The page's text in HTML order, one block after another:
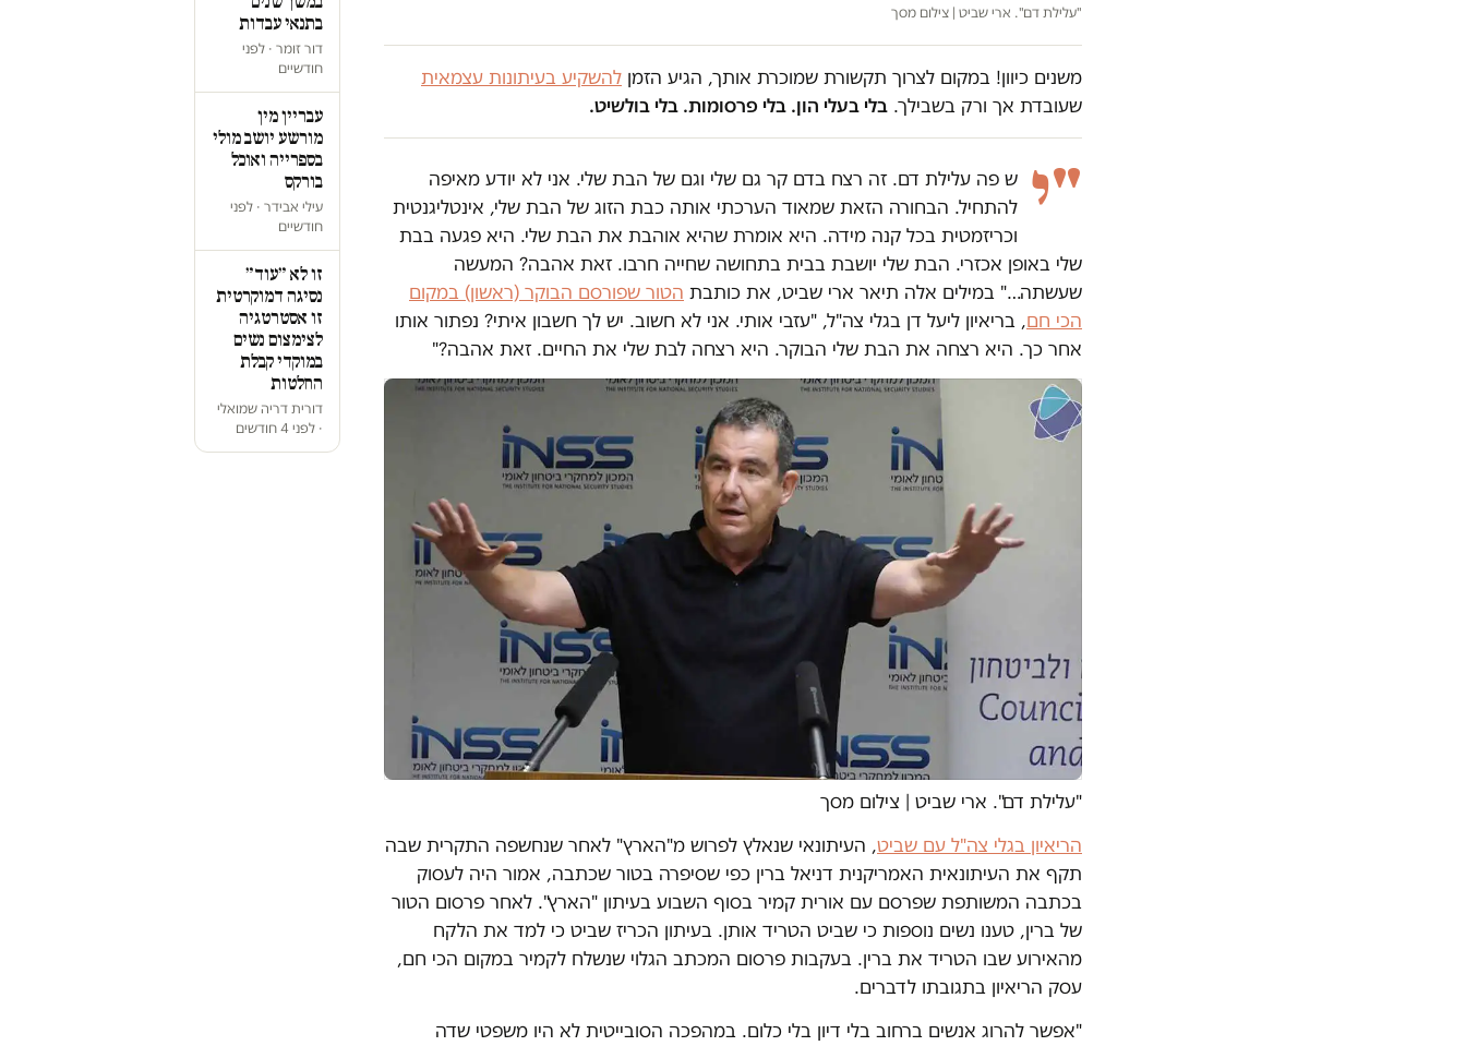
"עלילת דם". ארי שביט | צילום מסך
משנים כיוון! במקום לצרוך תקשורת שמוכרת אותך, הגיע הזמן להשקיע בעיתונות עצמאית
שעובדת אך ורק בשבילך. בלי בעלי הון. בלי פרסומות. בלי בולשיט.
"י ש פה עלילת דם. זה רצח בדם קר גם שלי וגם של הבת שלי. אני לא יודע מאיפה
להתחיל. הבחורה הזאת שמאוד הערכתי אותה כבת הזוג של הבת שלי, אינטליגנטית
וכריזמטית בכל קנה מידה. היא אומרת שהיא אוהבת את הבת שלי. היא פגעה בבת
שלי באופן אכזרי. הבת שלי יושבת בבית בתחושה שחייה חרבו. זאת אהבה? המעשה
שעשתה…" במילים אלה תיאר ארי שביט, את כותבת הטור שפורסם הבוקר (ראשון) במקום
הכי חם, בריאיון ליעל דן בגלי צה"ל, "עזבי אותי. אני לא חשוב. יש לך חשבון איתי? נפתור אותו
אחר כך. היא רצחה את הבת שלי הבוקר. היא רצחה לבת שלי את החיים. זאת אהבה?"
"עלילת דם". ארי שביט | צילום מסך
הריאיון בגלי צה"ל עם שביט, העיתונאי שנאלץ לפרוש מ"הארץ" לאחר שנחשפה התקרית שבה
תקף את העיתונאית האמריקנית דניאל ברין כפי שסיפרה בטור שכתבה, אמור היה לעסוק
בכתבה המשותפת שפרסם עם אורית קמיר בסוף השבוע בעיתון "הארץ". לאחר פרסום הטור
של ברין, טענו נשים נוספות כי שביט הטריד אותן. בעיתון הכריז שביט כי למד את הלקח
מהאירוע שבו הטריד את ברין. בעקבות פרסום המכתב הגלוי שנשלח לקמיר במקום הכי חם,
עסק הריאיון בתגובתו לדברים.
"אפשר להרוג אנשים ברחוב בלי דיון בלי כלום. במהפכה הסובייטית לא היו משפטי שדה
בתנאי עבדות
דור זומר · לפני
חודשיים
עבריין מין
מורשע יושב מולי
בספרייה ואוכל
בורקס
עילי אבידר · לפני
חודשיים
זו לא ״עוד״
נסיגה דמוקרטית
זו אסטרטגיה
לצימצום נשים
במוקדי קבלת
החלטות
דורית דריה שמואלי
· לפני 4 חודשים